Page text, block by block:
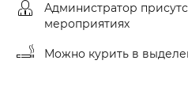
Администратор
мероприятиях
Можно курить в